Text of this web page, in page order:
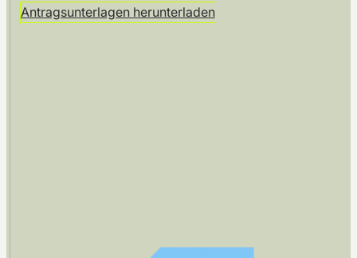
Antragsunterlagen herunterladen